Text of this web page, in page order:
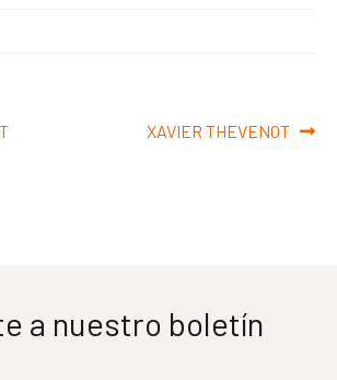
Siguiente:
XAVIER THEVENOT
a nuestro boletín